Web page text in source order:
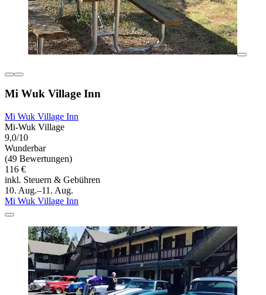
Mi Wuk Village Inn
Mi Wuk Village Inn
Mi-Wuk Village
9,0/10
Wunderbar
(49 Bewertungen)
116 €
inkl. Steuern & Gebühren
10. Aug.–11. Aug.
Mi Wuk Village Inn